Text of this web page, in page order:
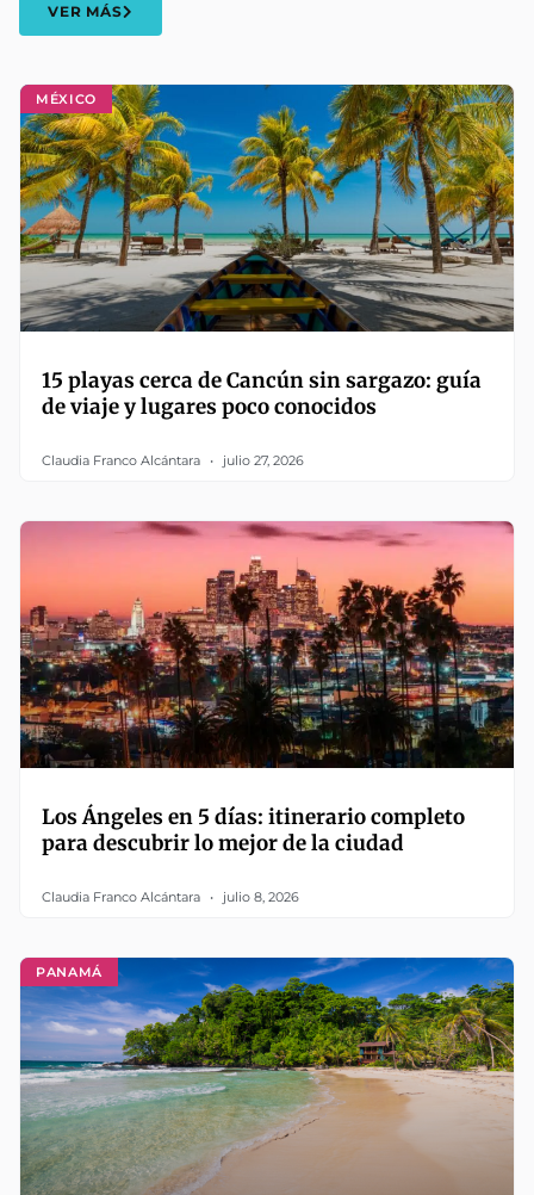
VER MÁS
MÉXICO
15 playas cerca de Cancún sin sargazo: guía
de viaje y lugares poco conocidos
Claudia Franco Alcántara julio 27, 2026
Los Ángeles en 5 días: itinerario completo
para descubrir lo mejor de la ciudad
Claudia Franco Alcántara julio 8, 2026
PANAMÁ